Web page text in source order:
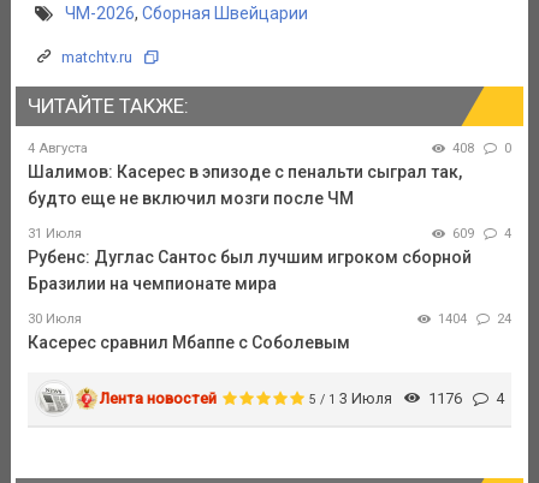
ЧМ-2026, Сборная Швейцарии
matchtv.ru
ЧИТАЙТЕ ТАКЖЕ:
4 Августа 408 0
Шалимов: Касерес в эпизоде с пенальти сыграл так,
будто еще не включил мозги после ЧМ
31 Июля 609 4
Рубенс: Дуглас Сантос был лучшим игроком сборной
Бразилии на чемпионате мира
30 Июля 1404 24
Касерес сравнил Мбаппе с Соболевым
Лента новостей 5 / 1 3 Июля 1176 4